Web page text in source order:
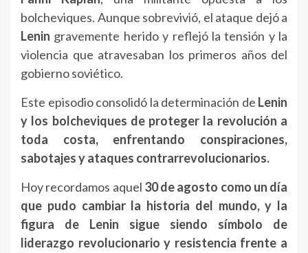
bolcheviques. Aunque sobrevivió, el ataque dejó a
Lenin gravemente herido y reflejó la tensión y la
violencia que atravesaban los primeros años del
gobierno soviético.
Este episodio consolidó la determinación de Lenin
y los bolcheviques de proteger la revolución a
toda costa, enfrentando conspiraciones,
sabotajes y ataques contrarrevolucionarios.
Hoy recordamos aquel 30 de agosto como un día
que pudo cambiar la historia del mundo, y la
figura de Lenin sigue siendo símbolo de
liderazgo revolucionario y resistencia frente a